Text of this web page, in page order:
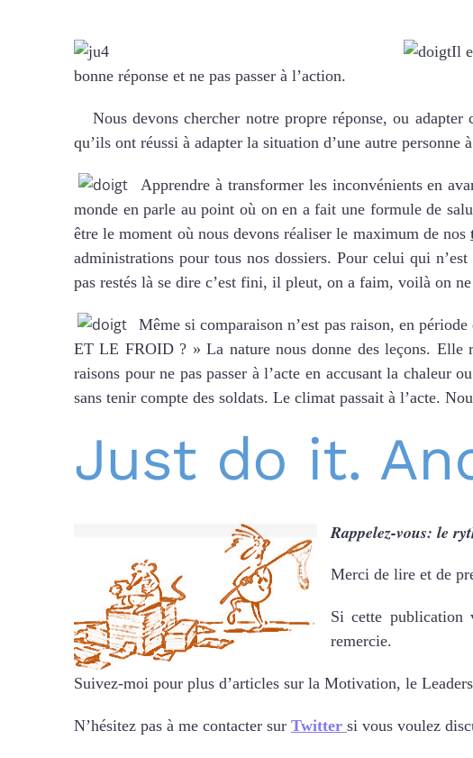
Il
bonne réponse et ne pas passer à l’action.
Nous devons chercher notre propre réponse, ou
qu’ils ont réussi à adapter la situation d’une autre
Apprendre à transformer les inconvénients en
monde en parle au point où on en a fait une formule de
être le moment où nous devons réaliser le maximum de nos
administrations pour tous nos dossiers. Pour celui qui
pas restés là se dire c’est fini, il pleut, on a faim, voilà on
Même si comparaison n’est pas raison, en
ET LE FROID ? » La nature nous donne des leçons. Elle
raisons pour ne pas passer à l’acte en accusant la chaleur
sans tenir compte des soldats. Le climat passait à l’acte.
Just do it.
Rappelez-vous: le
Merci de lire et de
Si cette publication
remercie.
Suivez-moi pour plus d’articles sur la Motivation, le
N’hésitez pas à me contacter sur Twitter si vous voulez